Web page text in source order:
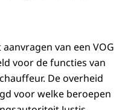
van een VOG
voor de functies van
De overheid
voor welke beroepen